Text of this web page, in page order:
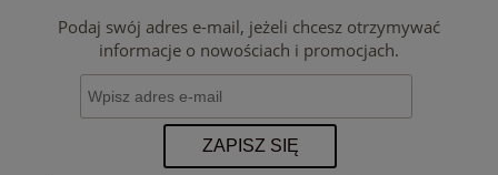
Podaj swój adres e-mail, jeżeli chcesz otrzymywać
informacje o nowościach i promocjach.
ZAPISZ SIĘ